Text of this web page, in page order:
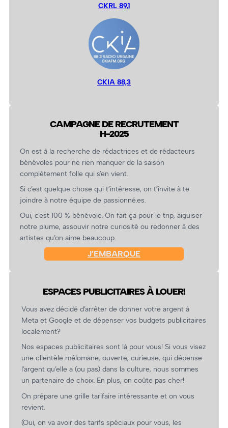
CKRL 89,1
CKIA 88,3
CAMPAGNE DE RECRUTEMENT
H-2025
On est à la recherche de rédactrices et de rédacteurs
bénévoles pour ne rien manquer de la saison
complètement folle qui s’en vient.
Si c’est quelque chose qui t’intéresse, on t’invite à te
joindre à notre équipe de passionné.es.
Oui, c’est 100 % bénévole. On fait ça pour le trip, aiguiser
notre plume, assouvir notre curiosité ou redonner à des
artistes qu’on aime beaucoup.
J’EMBARQUE
ESPACES PUBLICITAIRES À LOUER!
Vous avez décidé d’arrêter de donner votre argent à
Meta et Google et de dépenser vos budgets publicitaires
localement?
Nos espaces publicitaires sont là pour vous! Si vous visez
une clientèle mélomane, ouverte, curieuse, qui dépense
l’argent qu’elle a (ou pas) dans la culture, nous sommes
un partenaire de choix. En plus, on coûte pas cher!
On prépare une grille tarifaire intéressante et on vous
revient.
(Oui, on va avoir des tarifs spéciaux pour vous, les